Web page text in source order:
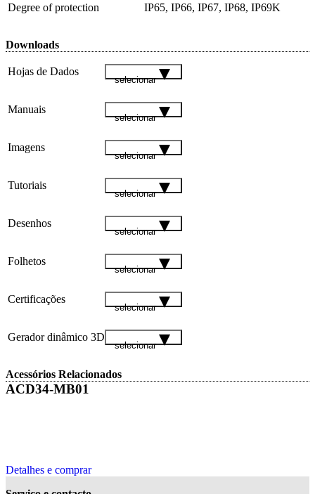
Degree of protection IP65, IP66, IP67, IP68, IP69K
Downloads
Hojas de Dados
selecionar
Manuais
selecionar
Imagens
selecionar
Tutoriais
selecionar
Desenhos
selecionar
Folhetos
selecionar
Certificações
selecionar
Gerador dinâmico 3D
selecionar
Acessórios Relacionados
ACD34-MB01
Detalhes e comprar